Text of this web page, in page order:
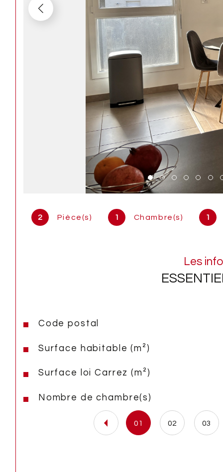
2 Pièce(s) 1 Chambre(s) 1
Les
Caractéristiques Valeurs
Code postal
Surface habitable (m²)
Surface loi Carrez (m²)
Nombre de chambre(s)
01 02 03